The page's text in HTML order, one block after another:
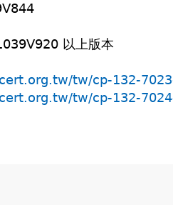
以上版本
tw/cp-132-
tw/cp-132-